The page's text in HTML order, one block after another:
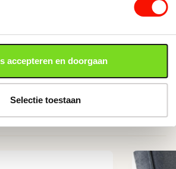
accepteren en doorgaan
Selectie toestaan
aantal 236,-
ook